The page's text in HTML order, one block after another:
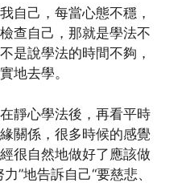
自己，每當心態不穩，
查自己，那就是學法不
是說學法的時間不夠，
地去學。
靜心學法後，再看平時
關係，很多時候的感覺
很自然地做好了應該做
”地告訴自己“要慈悲、